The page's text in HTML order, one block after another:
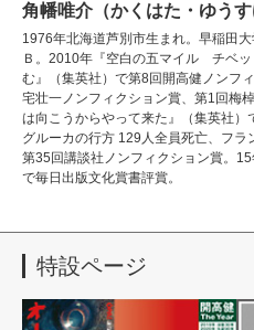
角幡唯介（かくはた・ゆうす
1976年北海道芦別市生まれ。早稲田
Ｂ。2010年『空白の五マイル チベ
む』（集英社）で第8回開高健ノンフ
宅壮一ノンフィクション賞、第1回梅
は向こうからやって来た』（集英社
グルーカの行方 129人全員死亡、フ
第35回講談社ノンフィクション賞。
で毎日出版文化賞書評賞。
特設ページ